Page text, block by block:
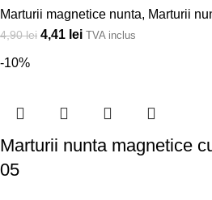
Marturii magnetice nunta, Marturii
4,90lei 4,41 lei TVA inclus
-10%
Marturii nunta magnetice
05